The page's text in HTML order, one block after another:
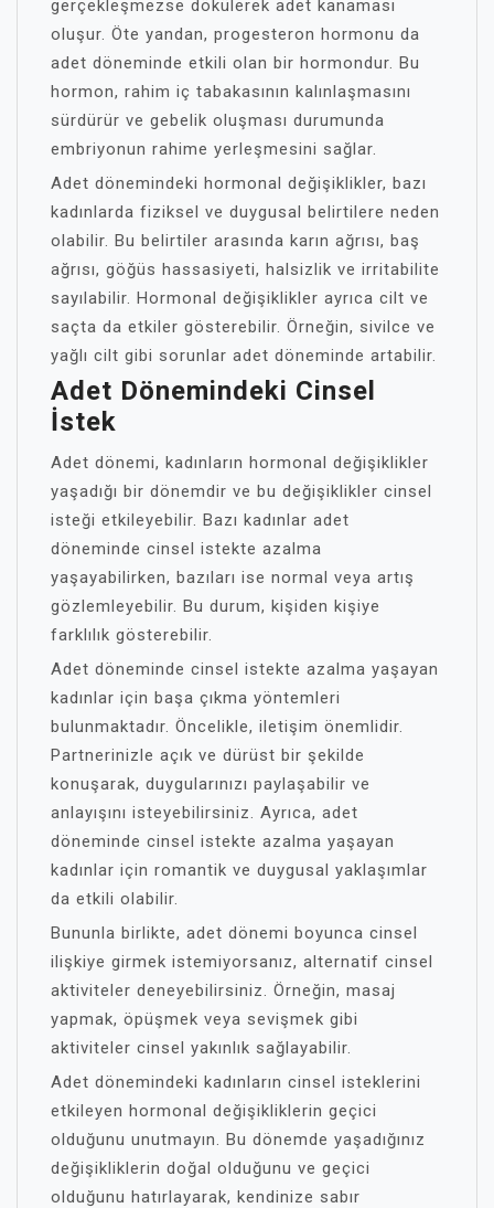
gerçekleşmezse dökülerek adet kanaması
oluşur. Öte yandan, progesteron hormonu da
adet döneminde etkili olan bir hormondur. Bu
hormon, rahim iç tabakasının kalınlaşmasını
sürdürür ve gebelik oluşması durumunda
embriyonun rahime yerleşmesini sağlar.
Adet dönemindeki hormonal değişiklikler, bazı
kadınlarda fiziksel ve duygusal belirtilere neden
olabilir. Bu belirtiler arasında karın ağrısı, baş
ağrısı, göğüs hassasiyeti, halsizlik ve irritabilite
sayılabilir. Hormonal değişiklikler ayrıca cilt ve
saçta da etkiler gösterebilir. Örneğin, sivilce ve
yağlı cilt gibi sorunlar adet döneminde artabilir.
Adet Dönemindeki Cinsel
İstek
Adet dönemi, kadınların hormonal değişiklikler
yaşadığı bir dönemdir ve bu değişiklikler cinsel
isteği etkileyebilir. Bazı kadınlar adet
döneminde cinsel istekte azalma
yaşayabilirken, bazıları ise normal veya artış
gözlemleyebilir. Bu durum, kişiden kişiye
farklılık gösterebilir.
Adet döneminde cinsel istekte azalma yaşayan
kadınlar için başa çıkma yöntemleri
bulunmaktadır. Öncelikle, iletişim önemlidir.
Partnerinizle açık ve dürüst bir şekilde
konuşarak, duygularınızı paylaşabilir ve
anlayışını isteyebilirsiniz. Ayrıca, adet
döneminde cinsel istekte azalma yaşayan
kadınlar için romantik ve duygusal yaklaşımlar
da etkili olabilir.
Bununla birlikte, adet dönemi boyunca cinsel
ilişkiye girmek istemiyorsanız, alternatif cinsel
aktiviteler deneyebilirsiniz. Örneğin, masaj
yapmak, öpüşmek veya sevişmek gibi
aktiviteler cinsel yakınlık sağlayabilir.
Adet dönemindeki kadınların cinsel isteklerini
etkileyen hormonal değişikliklerin geçici
olduğunu unutmayın. Bu dönemde yaşadığınız
değişikliklerin doğal olduğunu ve geçici
olduğunu hatırlayarak, kendinize sabır